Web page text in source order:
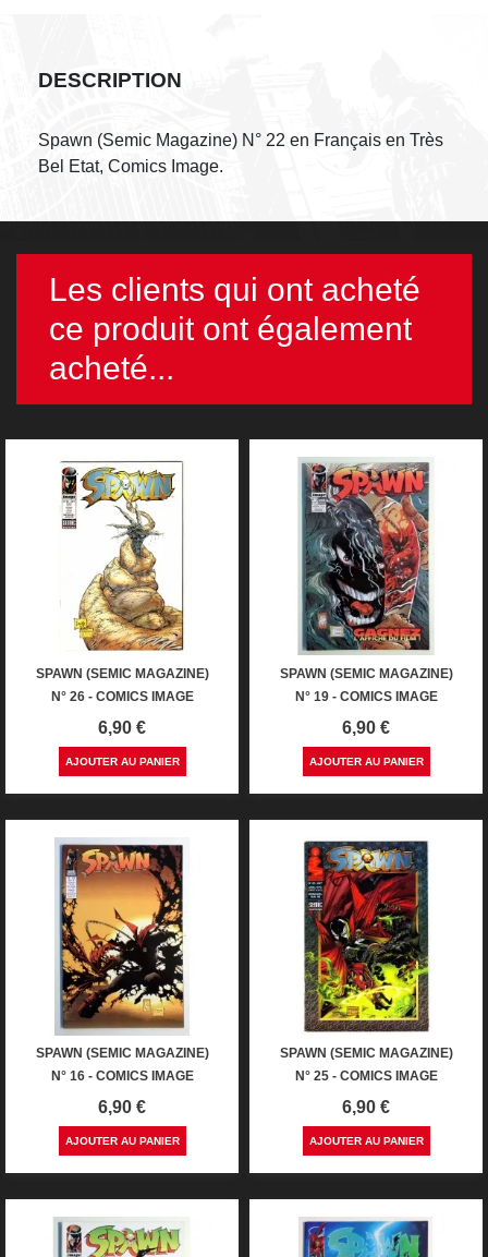
DESCRIPTION
Spawn (Semic Magazine) N° 22 en Français en Très
Bel Etat, Comics Image.
Les clients qui ont acheté
ce produit ont également
acheté...
SPAWN (SEMIC MAGAZINE)
N° 26 - COMICS IMAGE
Prix
6,90 €
AJOUTER AU PANIER
SPAWN (SEMIC MAGAZINE)
N° 19 - COMICS IMAGE
Prix
6,90 €
AJOUTER AU PANIER
SPAWN (SEMIC MAGAZINE)
N° 16 - COMICS IMAGE
Prix
6,90 €
AJOUTER AU PANIER
SPAWN (SEMIC MAGAZINE)
N° 25 - COMICS IMAGE
Prix
6,90 €
AJOUTER AU PANIER